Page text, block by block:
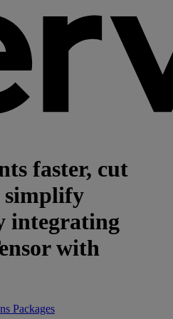
faster, cut
simplify
integrating
with
Packages